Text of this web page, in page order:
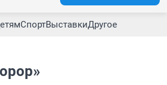
СпортВыставкиДругое